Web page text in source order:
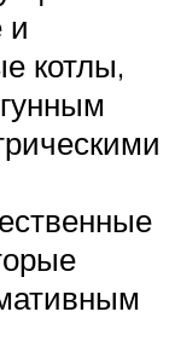
и
котлы,